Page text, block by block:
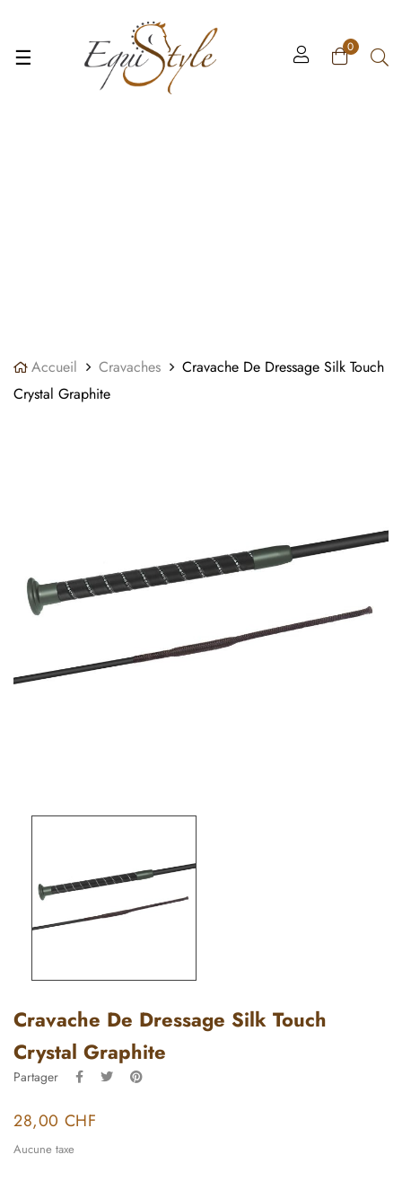
Basculer
☰ 0
Accueil Cravaches
Cravache De Dressage Silk Touch
Crystal Graphite
Cravache De Dressage Silk Touch
Crystal Graphite
Partager
28,00 CHF
Aucune taxe